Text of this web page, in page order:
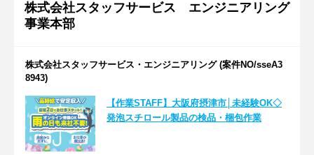
株式会社スタッフサービス エンジニアリング
事業本部
株式会社スタッフサービス・エンジニアリング (案件NO/sseA3
8943)
【作業STAFF】大阪府摂津市│未経験OK◇
発泡スチロール製品の検品・梱包作業